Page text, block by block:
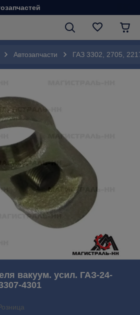
Автозапчасти ГАЗ 3302, 2705,
вакуум. усил. ГАЗ-24-
4301